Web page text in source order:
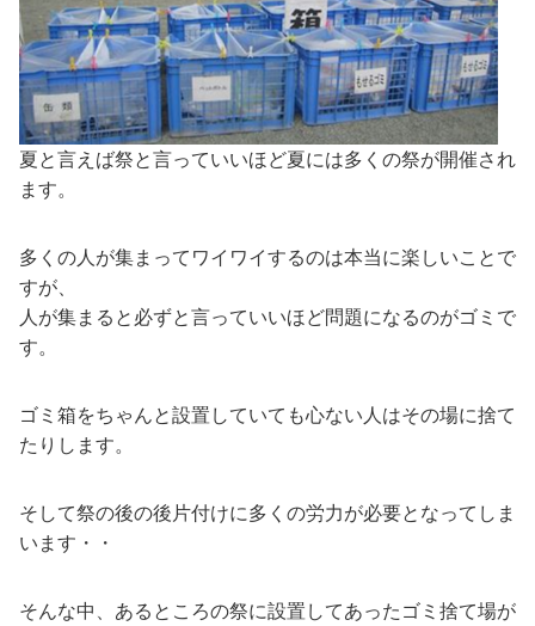
夏と言えば祭と言っていいほど夏には多くの祭が開催され
ます。
多くの人が集まってワイワイするのは本当に楽しいことで
すが、
人が集まると必ずと言っていいほど問題になるのがゴミで
す。
ゴミ箱をちゃんと設置していても心ない人はその場に捨て
たりします。
そして祭の後の後片付けに多くの労力が必要となってしま
います・・
そんな中、あるところの祭に設置してあったゴミ捨て場が